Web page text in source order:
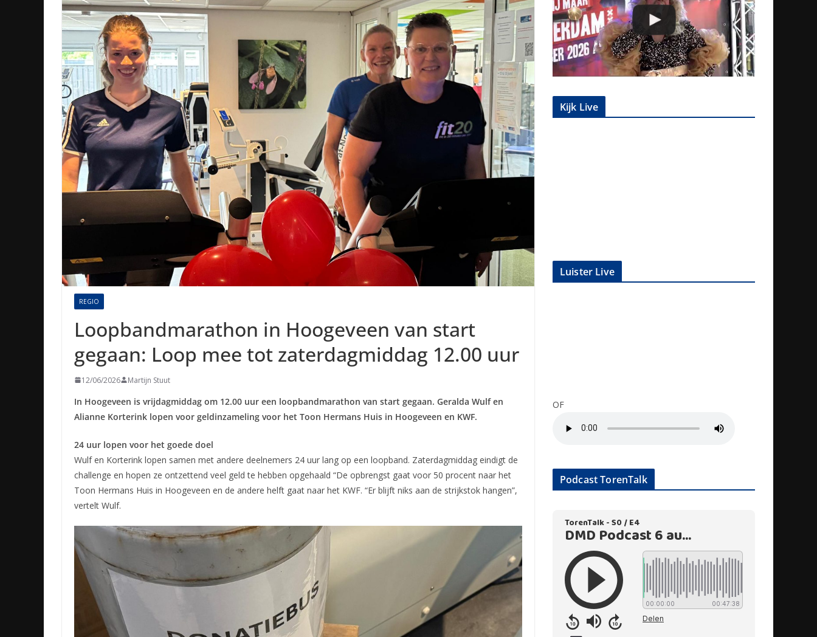
REGIO
Loopbandmarathon in Hoogeveen van start
gegaan: Loop mee tot zaterdagmiddag 12.00 uur
12/06/2026 Martijn Stuut
In Hoogeveen is vrijdagmiddag om 12.00 uur een loopbandmarathon van start gegaan. Geralda Wulf en
Alianne Korterink lopen voor geldinzameling voor het Toon Hermans Huis in Hoogeveen en KWF.
24 uur lopen voor het goede doel
Wulf en Korterink lopen samen met andere deelnemers 24 uur lang op een loopband. Zaterdagmiddag eindigt de
challenge en hopen ze ontzettend veel geld te hebben opgehaald “De opbrengst gaat voor 50 procent naar het
Toon Hermans Huis in Hoogeveen en de andere helft gaat naar het KWF. “Er blijft niks aan de strijkstok hangen”,
vertelt Wulf.
Kijk Live
Luister Live
OF
Podcast TorenTalk